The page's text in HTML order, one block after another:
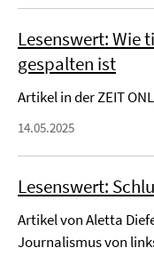
Lesenswert: Wie
gespalten ist
Artikel in der ZEIT
14.05.2025
Lesenswert:
Artikel von Aletta
Journalismus von